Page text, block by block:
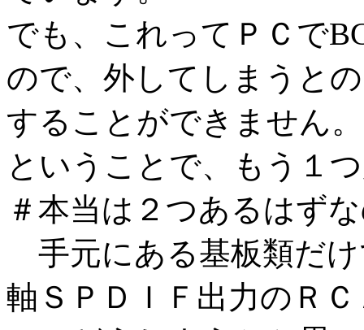
でも、これってＰＣで
ので、外してしまうと
することができません。
ということで、もう１
＃本当は２つあるはず
手元にある基板類だ
軸ＳＰＤＩＦ出力のＲ